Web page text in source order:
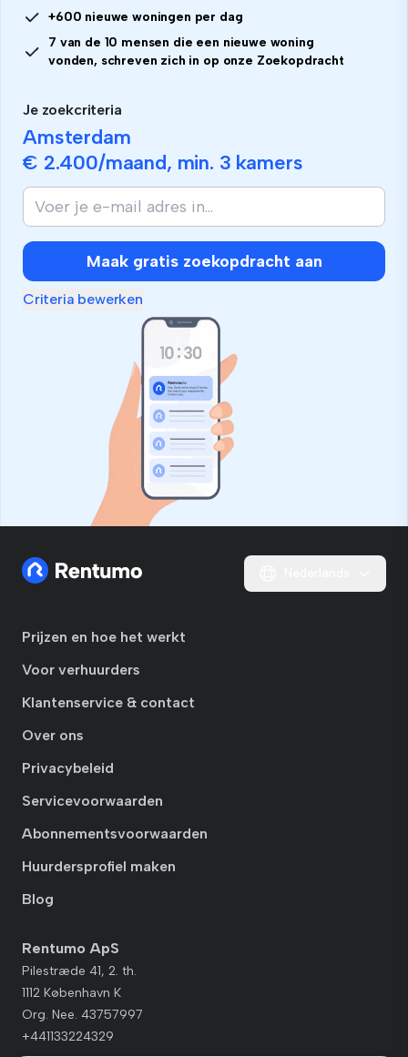
+600 nieuwe woningen per dag
7 van de 10 mensen die een nieuwe woning
vonden, schreven zich in op onze Zoekopdracht
Je zoekcriteria
Amsterdam
€ 2.400/maand, min. 3 kamers
Als
mens
bent,
negeer
dit
Maak gratis zoekopdracht aan
Criteria bewerken
Prijzen en hoe het werkt
Voor verhuurders
Klantenservice & contact
Over ons
Privacybeleid
Servicevoorwaarden
Abonnementsvoorwaarden
Huurdersprofiel maken
Blog
Rentumo ApS
Pilestræde 41, 2. th.
1112 København K
Org. Nee. 43757997
+441133224329